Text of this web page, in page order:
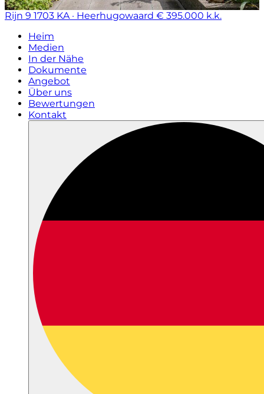
Rijn 9 1703 KA · Heerhugowaard € 395.000 k.k.
Heim
Medien
In der Nähe
Dokumente
Angebot
Über uns
Bewertungen
Kontakt